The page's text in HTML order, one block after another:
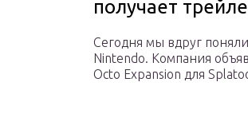
получает
Сегодня мы вдруг
Nintendo. Компания
Octo Expansion для